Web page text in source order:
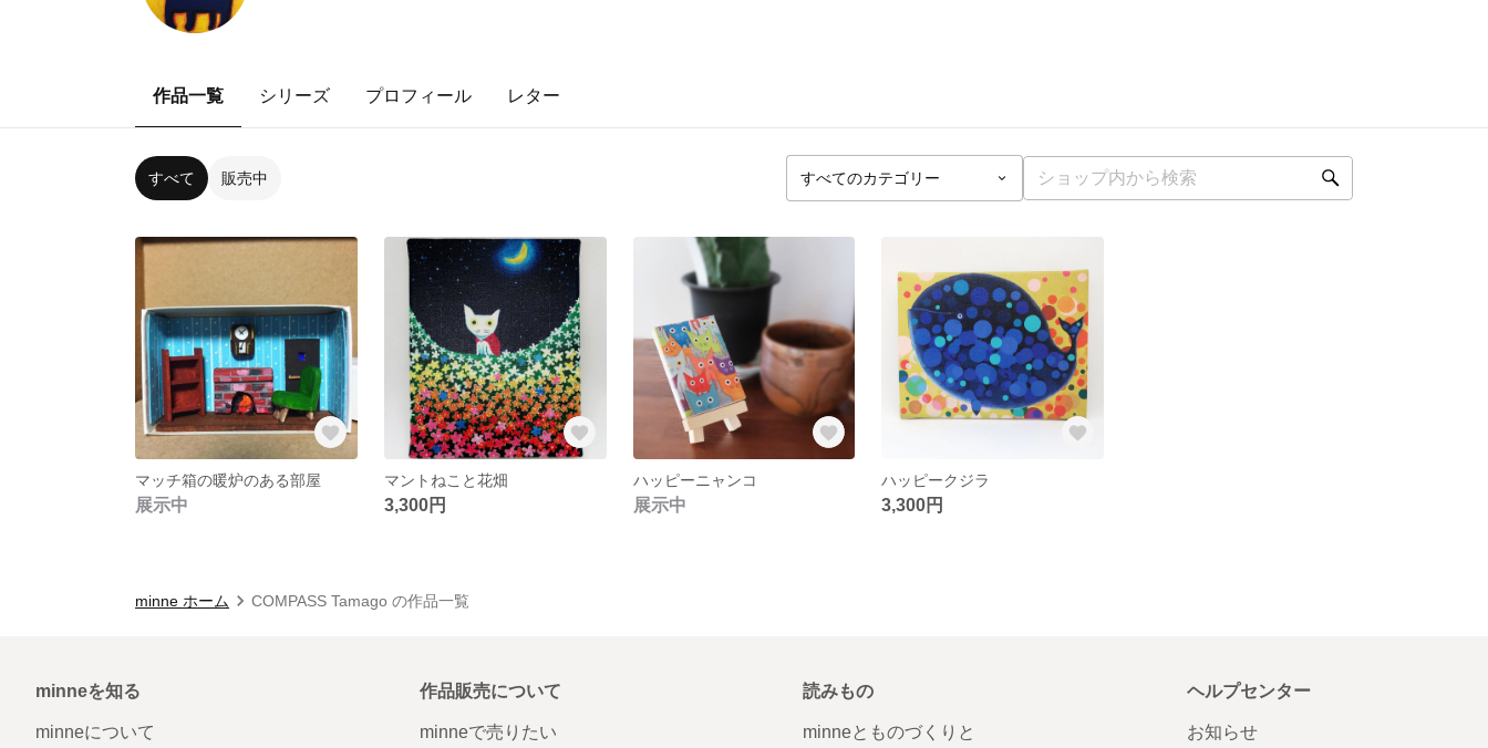
作品一覧 シリーズ プロフィール レター
すべて 販売中
マッチ箱の暖炉のある部屋
展示中
マントねこと花畑
3,300円
ハッピーニャンコ
展示中
ハッピークジラ
3,300円
minne ホーム COMPASS Tamago の作品一覧
minneを知る
minneについて
作品販売について
minneで売りたい
読みもの
minneとものづくりと
ヘルプセンター
お知らせ